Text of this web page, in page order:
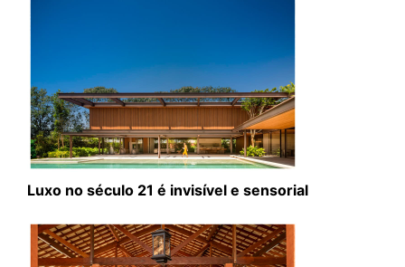
Luxo no século 21 é invisível e sensorial